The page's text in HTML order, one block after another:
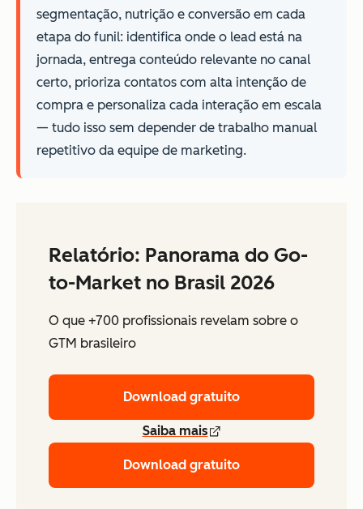
segmentação, nutrição e conversão em cada
etapa do funil: identifica onde o lead está na
jornada, entrega conteúdo relevante no canal
certo, prioriza contatos com alta intenção de
compra e personaliza cada interação em escala
— tudo isso sem depender de trabalho manual
repetitivo da equipe de marketing.
Relatório: Panorama do Go-
to-Market no Brasil 2026
O que +700 profissionais revelam sobre o
GTM brasileiro
Download gratuito
Saiba mais
Download gratuito